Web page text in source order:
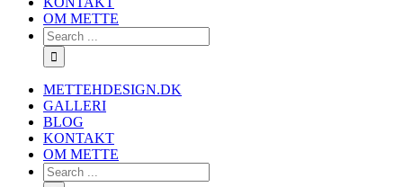
OM METTE
METTEHDESIGN.DK
GALLERI
BLOG
KONTAKT
OM METTE